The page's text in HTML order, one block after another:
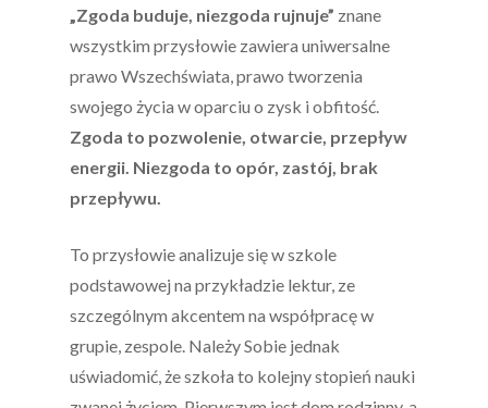
„Zgoda buduje, niezgoda rujnuje” znane
wszystkim przysłowie zawiera uniwersalne
prawo Wszechświata, prawo tworzenia
swojego życia w oparciu o zysk i obfitość.
Zgoda to pozwolenie, otwarcie, przepływ
energii. Niezgoda to opór, zastój, brak
przepływu.
To przysłowie analizuje się w szkole
podstawowej na przykładzie lektur, ze
szczególnym akcentem na współpracę w
grupie, zespole. Należy Sobie jednak
uświadomić, że szkoła to kolejny stopień nauki